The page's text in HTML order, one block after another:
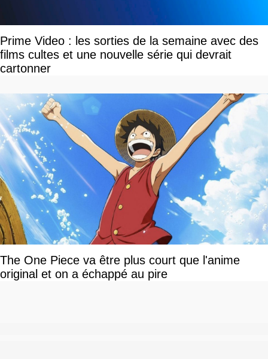
Prime Video : les sorties de la semaine avec des
films cultes et une nouvelle série qui devrait
cartonner
The One Piece va être plus court que l'anime
original et on a échappé au pire